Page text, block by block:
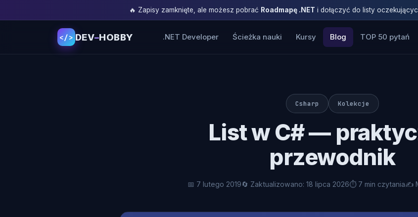
🔥 Zapisy zamknięte, ale możesz pobrać Roadmapę .NET i dołączyć do listy
</> DEV–HOBBY .NET Developer Ścieżka nauki Kursy Blog TOP 50 pytań
Csharp Kolekcje
Listw C# —
przewodnik
📅 7 lutego 2019🔄 Zaktualizowano: 18 lipca 2026⏱ 7 min czytania✍️